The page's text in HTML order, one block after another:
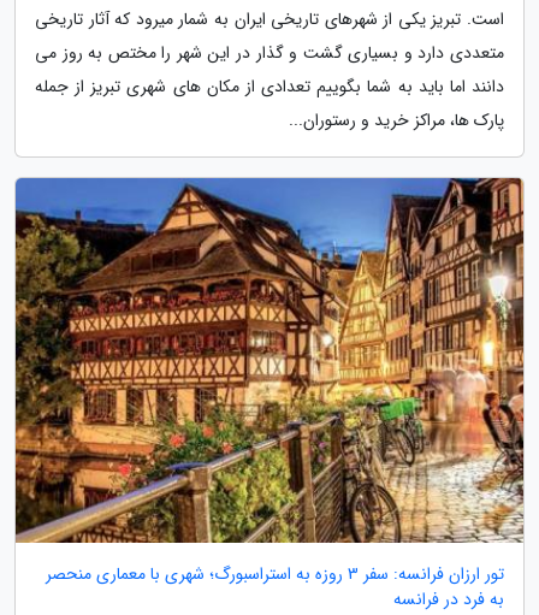
است. تبریز یکی از شهرهای تاریخی ایران به شمار میرود که آثار تاریخی
متعددی دارد و بسیاری گشت و گذار در این شهر را مختص به روز می
دانند اما باید به شما بگوییم تعدادی از مکان های شهری تبریز از جمله
پارک ها، مراکز خرید و رستوران...
تور ارزان فرانسه: سفر 3 روزه به استراسبورگ؛ شهری با معماری منحصر
به فرد در فرانسه